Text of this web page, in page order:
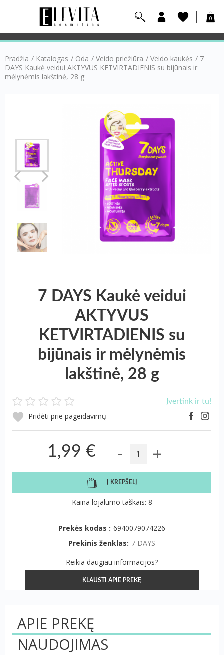
0
Pradžia / Katalogas / Oda / Veido priežiūra / Veido kaukės / 7
DAYS Kaukė veidui AKTYVUS KETVIRTADIENIS su bijūnais ir
mėlynėmis lakštinė, 28 g
7 DAYS Kaukė veidui
AKTYVUS
KETVIRTADIENIS su
bijūnais ir mėlynėmis
lakštinė, 28 g
Įvertink ir tu!
Pridėti prie pageidavimų
1,99 € - +
Į KREPŠELĮ
Kaina lojalumo taškais: 8
Prekės kodas : 6940079074226
Prekinis ženklas: 7 DAYS
Reikia daugiau informacijos?
KLAUSTI APIE PREKĘ
APIE PREKĘ
NAUDOJIMAS